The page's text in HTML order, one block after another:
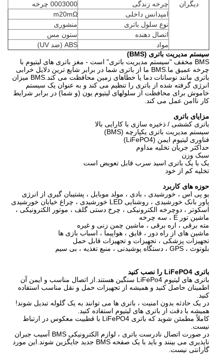
دیگران چرخه زندگی
0003000 چرخه
امپدانس داخلی
m20mΩ
نوع سلول باتری
منشوری
اتصال دهنده
ستون مس
مواد
ABS (ضد UV)
سیستم مدیریت باتری (BMS)
BMS مخفف "سیستم مدیریت باتری" است - مغز باتری های لیتیوم با
چرخه عمیق ما.BMS ما از باتری شما در برابر شایع ترین دلایل خرابی
باتری مانند نوسانات دما یا خطاهای زمین محافظت می کند.BMS میزان
انرژی گرفته شده از باتری را تنظیم می کند و به عنوان یک سیستم
خاموش برای محافظت از سلولهای لیتیوم یون (و شما) در برابر شرایط
کار ناامن عمل می کند.
مزایای باتری
باتری کششی / ذخیره سازی با کارایی بالا
سیستم مدیریت باتری یکپارچه (BMS)
فناوری لیتیوم ایمن (LiFePO4)
حداکثر جریان تخلیه مداوم
سبک وزن
یک با یک باتری اسید سرب قابل تعویض است
تخلیه کم از خود
حوزه های کاربرد
یو پی اس ، خورشیدی ، بادی ، مولد موبایل ، پشتیبان گیری از انرژی
پاور بانک خورشیدی ، روشنایی LED خورشیدی ، چراغ خیابان خورشیدی
اسکوتر ، دوچرخه الکترونیکی ، چرخ دستی گلف ، موتور الکترونیکی ،
ماشین تور E ، سه چرخه
مته برقی ، اره برقی ، ماشین چمن زنی و غیره
ماشین های از راه دور ، قایق ، هواپیما ، اسباب بازی ها
تجهیزات پزشکی ، تجهیزات و تجهیزات قابل حمل
بلوتوث ، GPS ، دستگاه پوشیدنی ، منبع تغذیه ، بی سیم
باتری LiFePO4 را نصب کنید
باتری های لیتیوم LiFePo4 سنگین هستند.از اتصال مناسب و ایمن آن
اطمینان حاصل کنید و همیشه از تجهیزات حمل و نقل مناسب استفاده
کنید.
در یک حادثه بدون امنیت ، باتری ها می توانند به یک گلوله تبدیل شوند!
همیشه با دقت از باتری های لیتیوم استفاده کنید.
کاملاً مطمئن شوید که باتری LiFePO4 با قطبیت معکوس در ارتباط
نیست.
در صورت اتصال نادرست باتری ، لوازم الکترونیکی BMS آسیب جبران
ناپذیری می بینند و باید با یک صفحه BMS جدید جایگزین شوند.این مورد
گارانتی نیست.